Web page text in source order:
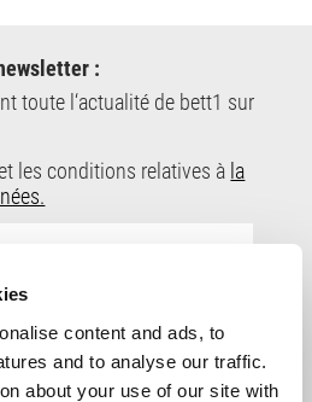
content and ads, to
and to analyse our traffic.
about your use of our site with
:
toute l‘actualité de bett1 sur
les conditions relatives à la